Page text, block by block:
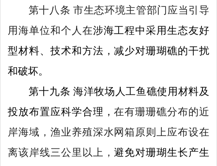
第十八条 市生态环境主管部门应当引导
用海单位和个人在涉海工程中采用生态友好
型材料、技术和方法，减少对珊瑚礁的干扰
和破坏。
第十九条 海洋牧场人工鱼礁使用材料及
投放布置应科学合理，在有珊珊礁分布的近
岸海域，渔业养殖深水网箱原则上应布设在
离该岸线三公里以上，避免对珊瑚生长产生